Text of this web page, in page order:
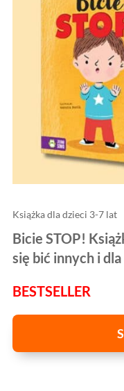
Książka dla dzieci 3-7 lat
Bicie STOP!
się bić innych i
BESTSELLER